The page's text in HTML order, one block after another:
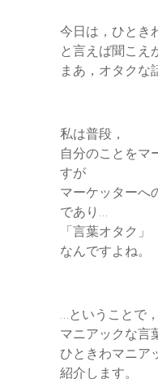
k
e
n
e
r
今日は，ひとき
と言えば聞こえ
まあ，オタクな
私は普段，
自分のことをマ
すが
マーケッターへ
であり…
「言葉オタク」
なんですよね。
…ということで，
マニアックな言
ひときわマニア
紹介します。